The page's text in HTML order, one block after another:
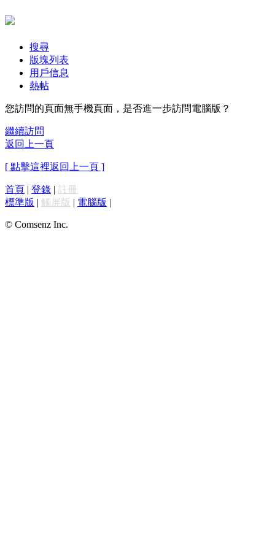
搜尋
版塊列表
用戶信息
熱帖
您訪問的頁面無手機頁面，是否進一步訪問電腦版？
繼續訪問
返回上一頁
[ 點擊這裡返回上一頁 ]
首頁 | 登錄 | 註冊
標準版 | 觸屏版 | 電腦版 |
© Comsenz Inc.